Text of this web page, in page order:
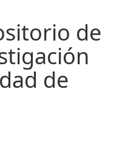
de
de